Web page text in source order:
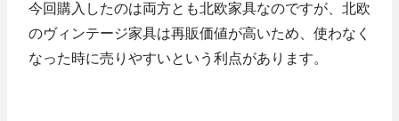
今回購入したのは両方とも北欧家具なのですが、北欧
のヴィンテージ家具は再販価値が高いため、使わなく
なった時に売りやすいという利点があります。